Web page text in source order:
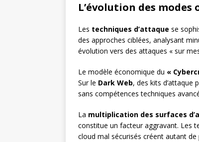
L’évolution des
Les techniques d’attaque se
des approches ciblées, analysant
évolution vers des attaques « sur
Le modèle économique du «
Sur le Dark Web, des kits d’attaque
sans compétences techniques
La multiplication des surfaces
constitue un facteur aggravant. Les
cloud mal sécurisés créent autant